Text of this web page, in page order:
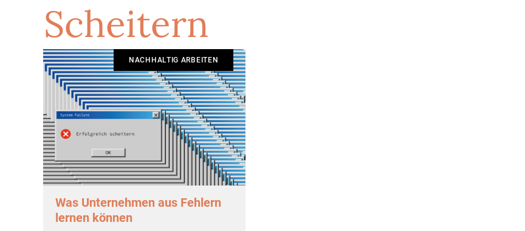
STARTSEITE
Scheitern
NACHHALTIG ARBEITEN
Was Unternehmen aus Fehlern
lernen können